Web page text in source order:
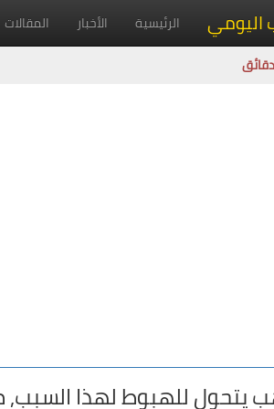
اليومي الرئيسية الأخبار المقالات
يتحول للهبوط لهذا السبب,